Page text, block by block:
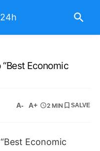
Economic
A- A+ 2 MIN SALVE